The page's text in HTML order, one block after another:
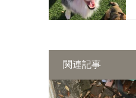
関連記事